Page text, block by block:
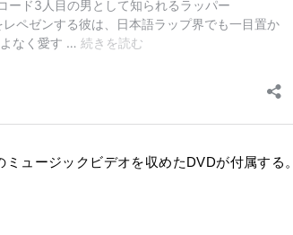
ュージックビデオを収めたDVDが付属する。